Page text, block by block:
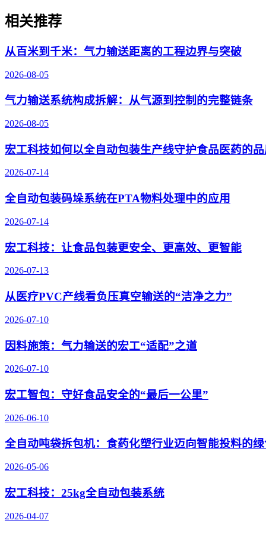
相关推荐
从百米到千米：气力输送距离的工程边界与突破
2026-08-05
气力输送系统构成拆解：从气源到控制的完整链条
2026-08-05
宏工科技如何以全自动包装生产线守护食品医药的
2026-07-14
全自动包装码垛系统在PTA物料处理中的应用
2026-07-14
宏工科技：让食品包装更安全、更高效、更智能
2026-07-13
从医疗PVC产线看负压真空输送的“洁净之力”
2026-07-10
因料施策：气力输送的宏工“适配”之道
2026-07-10
宏工智包：守好食品安全的“最后一公里”
2026-06-10
全自动吨袋拆包机：食药化塑行业迈向智能投料的
2026-05-06
宏工科技：25kg全自动包装系统
2026-04-07